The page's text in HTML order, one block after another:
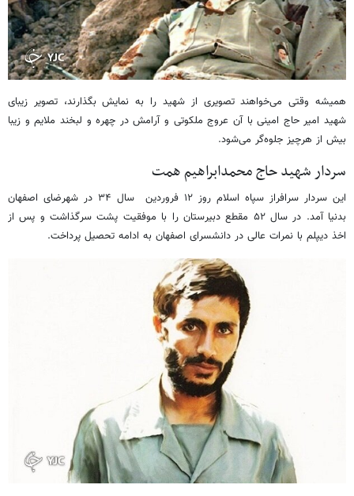
همیشه وقتی می‌خواهند تصویری از شهید را به نمایش بگذارند، تصویر زیبای
شهید امیر حاج امینی با آن عروج ملکوتی و آرامش در چهره و لبخند ملایم و زیبا
بیش از هرچیز جلوه‌گر می‌شود.
سردار شهید حاج محمدابراهیم همت
این سردار سرافراز سپاه اسلام روز ۱۲ فروردین سال ۳۴ در شهرضای اصفهان
بدنیا آمد. در سال ۵۲ مقطع دبیرستان را با موفقیت پشت سرگذاشت و پس از
اخذ دیپلم با نمرات عالی در دانشسرای اصفهان به ادامه تحصیل پرداخت.